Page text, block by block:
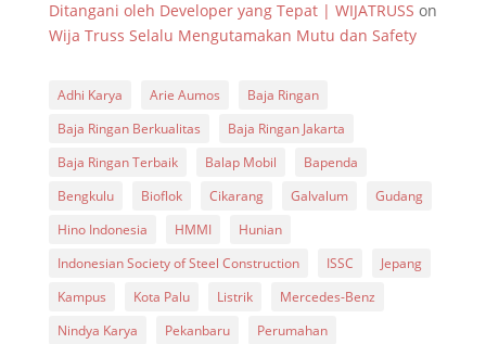
Ditangani oleh Developer yang Tepat | WIJATRUSS on
Wija Truss Selalu Mengutamakan Mutu dan Safety
Adhi Karya Arie Aumos
Baja Ringan
Baja Ringan Berkualitas
Baja Ringan Jakarta
Baja Ringan Terbaik
Balap Mobil
Bapenda
Bengkulu
Bioflok Cikarang Galvalum
Gudang
Hino Indonesia
HMMI
Hunian
Indonesian Society of Steel Construction
ISSC
Jepang
Kampus
Kota Palu Listrik
Mercedes-Benz
Nindya Karya
Pekanbaru Perumahan